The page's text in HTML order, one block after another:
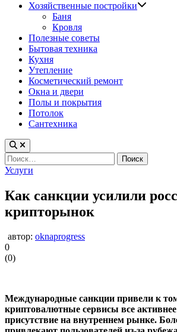
Хозяйственные постройки
Баня
Кровля
Полезные советы
Бытовая техника
Кухня
Утепление
Косметический ремонт
Окна и двери
Полы и покрытия
Потолок
Сантехника
Найти:
Опубликовано
Услуги
Как санкции усилили
крипторынок
автор: oknaprogress
0
(0)
Международные санкции привели к
криптовалютные сервисы все
присутствие на внутреннем рынке.